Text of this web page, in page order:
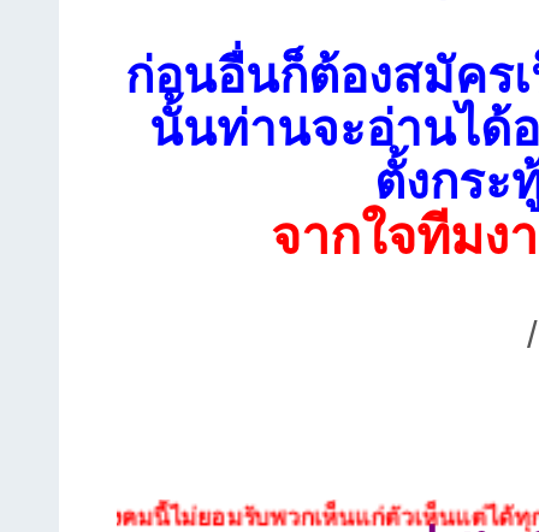
ก่อนอื่นก็ต้องสมัคร
นั้นท่านจะอ่านได้
ตั้งกระ
จากใจทีมง
คมนี้ไม่ยอมรับพวกเห็นแก่ตัวเห็นแต่ได้ทุกประเภท